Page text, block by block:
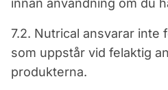
innan användning om du
7.2. Nutrical ansvarar inte
som uppstår vid felaktig
produkterna.